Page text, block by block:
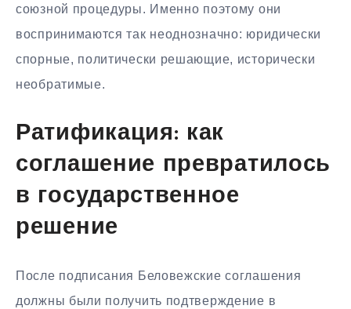
союзной процедуры. Именно поэтому они
воспринимаются так неоднозначно: юридически
спорные, политически решающие, исторически
необратимые.
Ратификация: как
соглашение превратилось
в государственное
решение
После подписания Беловежские соглашения
должны были получить подтверждение в